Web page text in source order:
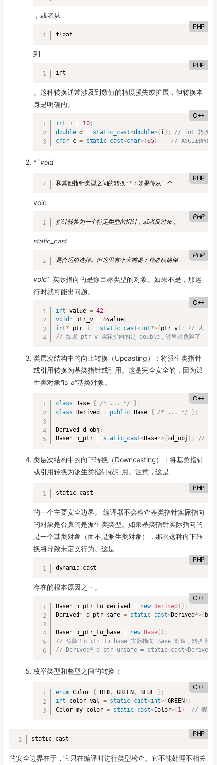
，或者从
PHP
float
到
PHP
int
。这种转换通常涉及到数值的精度损失或扩展，但转换本
身是明确的。
C++
int i = 10;
double d = static_cast<double>( i) ;
// int 转换为
char c = static_cast<char>(65) ; // ASCII值转
* `void
PHP
和其他指针类型之间的转换** ：如果你从一个
void
PHP
指针转换为一个特定类型的指针，或者反过来，
static_cast
PHP
是合适的选择。但这里有个大前提：你必须确保
void` 实际指向的是你目标类型的对象。如果不是，那运
行时就可能出问题。
C++
int value = 42;
void * ptr_v = &value;
int* ptr_i = static_cast<int*>( ptr_v) ;
// 从
// 如果 ptr_v 实际指向的是 double，这里就危险了
类层次结构中的向上转换（Upcasting）：将派生类指针
或引用转换为基类指针或引用。这是完全安全的，因为派
生类对象“is-a”基类对象。
C++
class Base { /* ... */ } ;
class
Derived : public Base { /* ... */ } ;
Derived d_obj ;
Base* b_ptr = static_cast<Base*>(&d_obj ) ; // 安
类层次结构中的向下转换（Downcasting）：将基类指针
或引用转换为派生类指针或引用。注意，这是
PHP
static_cast
的一个主要安全边界。 编译器不会检查基类指针实际指向
的对象是否真的是派生类类型。如果基类指针实际指向的
是一个基类对象（而不是派生类对象），那么这种向下转
换将导致未定义行为。这是
PHP
dynamic_cast
存在的根本原因之一。
C++
Base* b_ptr_to_derived = new Derived ( ) ;
Derived * d_ptr_safe = static_cast<Derived *>(
Base* b_ptr_to_base = new Base( ) ;
// 危险！b_ptr_to_base 实际指向 Base 对象，转换为
// Derived* d_ptr_unsafe =
枚举类型和整型之间的转换：
C++
enum Color { RED, GREEN , BLUE } ;
int color_val = static_cast<int>(GREEN ) ;
Color my_color = static_cast<Color>( 1) ; // 假设 1
PHP
static_cast
的安全边界在于，它只在编译时进行类型检查。它不能处理不相关